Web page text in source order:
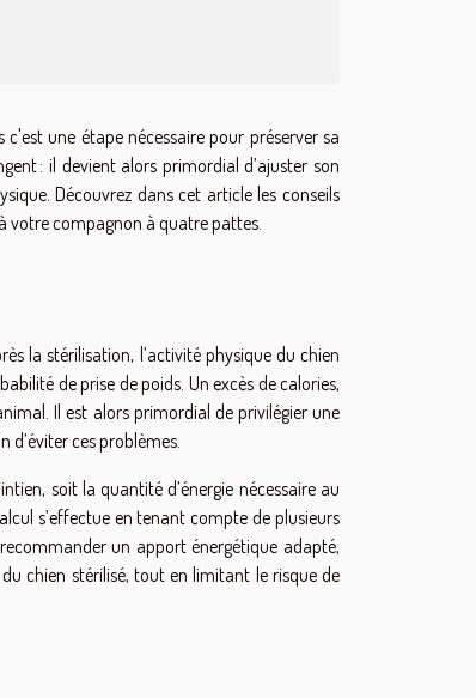
une étape nécessaire pour préserver sa
: il devient alors primordial d’ajuster son
Découvrez dans cet article les conseils
votre compagnon à quatre pattes.
la stérilisation, l’activité physique du chien
de prise de poids. Un excès de calories,
Il est alors primordial de privilégier une
ces problèmes.
soit la quantité d’énergie nécessaire au
s’effectue en tenant compte de plusieurs
un apport énergétique adapté,
chien stérilisé, tout en limitant le risque de